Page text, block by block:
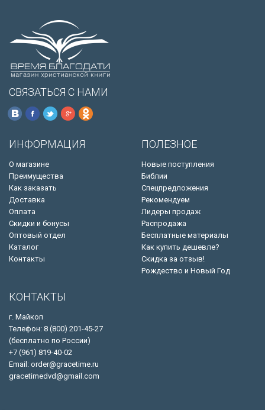
СВЯЗАТЬСЯ С НАМИ
ИНФОРМАЦИЯ
О магазине
Преимущества
Как заказать
Доставка
Оплата
Скидки и бонусы
Оптовый отдел
Каталог
Контакты
ПОЛЕЗНОЕ
Новые поступления
Библии
Спецпредложения
Рекомендуем
Лидеры продаж
Распродажа
Бесплатные материалы
Как купить дешевле?
Скидка за отзыв!
Рождество и Новый Год
КОНТАКТЫ
г. Майкоп
Телефон: 8 (800) 201-45-27
(бесплатно по России)
+7 (961) 819-40-02
Email: order@gracetime.ru
gracetimedvd@gmail.com